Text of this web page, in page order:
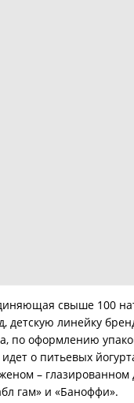
свыше 100
детскую линейку
по оформлению
о питьевых
–
гам» и «Баноффи».